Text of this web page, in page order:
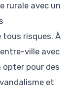
rurale avec un
tous risques. À
ville avec
pour des
et